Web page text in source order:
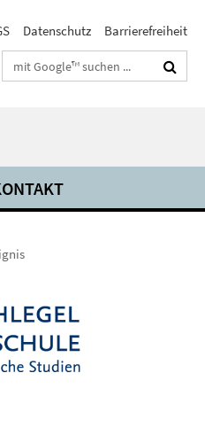
Datenschutz Barrierefreiheit
Suchbegriffe